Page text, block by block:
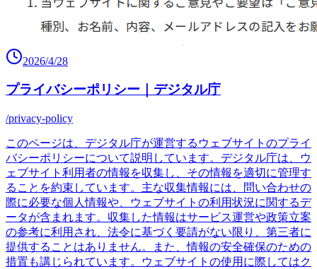
2026/4/28
プライバシーポリシー｜デジタル庁
/privacy-policy
このページは、デジタル庁が運営するウェブサイトのプライ
バシーポリシーについて説明しています。デジタル庁は、ウ
ェブサイト利用者の情報を収集し、その情報を適切に管理す
ることを約束しています。主な収集情報には、問い合わせの
際に必要な個人情報や、ウェブサイトの利用状況に関するデ
ータが含まれます。収集した情報はサービス運営や政策立案
の参考に利用され、法令に基づく要請がない限り、第三者に
提供することはありません。また、情報の安全確保のための
措置も講じられています。ウェブサイトの使用に際してはク